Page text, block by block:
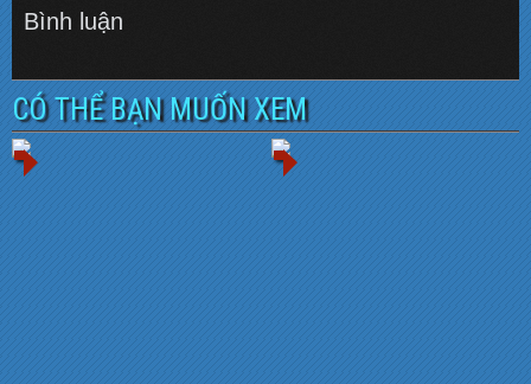
Bình luận
CÓ THỂ BẠN MUỐN XEM